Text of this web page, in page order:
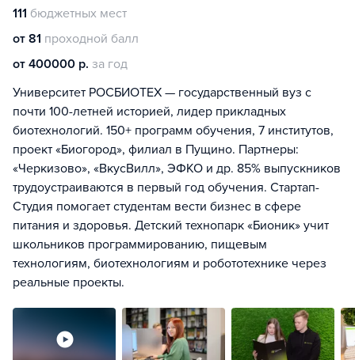
111 бюджетных мест
от 81 проходной балл
от 400000 р. за год
Университет РОСБИОТЕХ — государственный вуз с
почти 100-летней историей, лидер прикладных
биотехнологий. 150+ программ обучения, 7 институтов,
проект «Биогород», филиал в Пущино. Партнеры:
«Черкизово», «ВкусВилл», ЭФКО и др. 85% выпускников
трудоустраиваются в первый год обучения. Стартап-
Студия помогает студентам вести бизнес в сфере
питания и здоровья. Детский технопарк «Бионик» учит
школьников программированию, пищевым
технологиям, биотехнологиям и робототехнике через
реальные проекты.